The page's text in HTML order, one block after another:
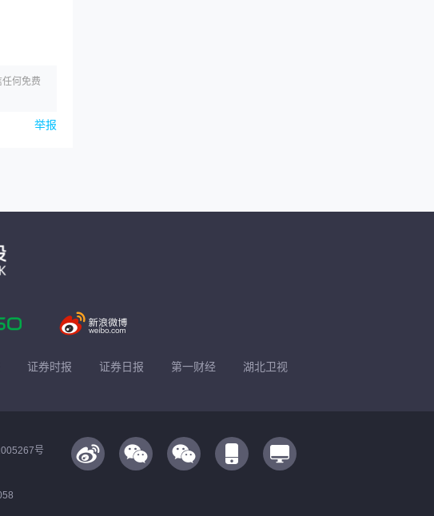
何免费
举报
证券时报 证券日报 第一财经 湖北卫视
号